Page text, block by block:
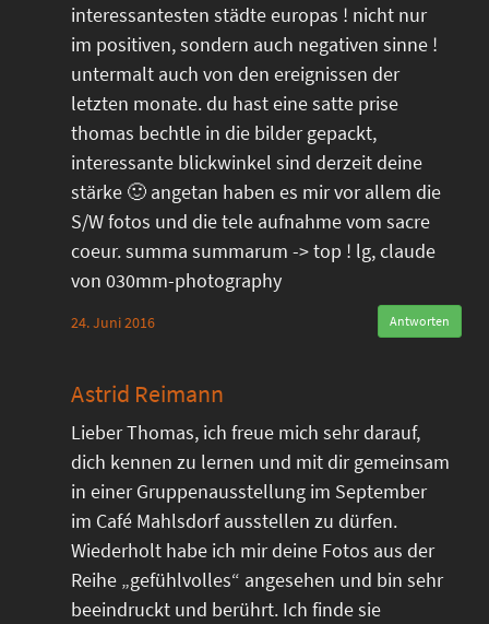
interessantesten städte europas ! nicht nur
im positiven, sondern auch negativen sinne !
untermalt auch von den ereignissen der
letzten monate. du hast eine satte prise
thomas bechtle in die bilder gepackt,
interessante blickwinkel sind derzeit deine
stärke 🙂 angetan haben es mir vor allem die
S/W fotos und die tele aufnahme vom sacre
coeur. summa summarum -> top ! lg, claude
von 030mm-photography
24. Juni 2016 Antworten
Astrid Reimann
Lieber Thomas, ich freue mich sehr darauf,
dich kennen zu lernen und mit dir gemeinsam
in einer Gruppenausstellung im September
im Café Mahlsdorf ausstellen zu dürfen.
Wiederholt habe ich mir deine Fotos aus der
Reihe „gefühlvolles“ angesehen und bin sehr
beeindruckt und berührt. Ich finde sie